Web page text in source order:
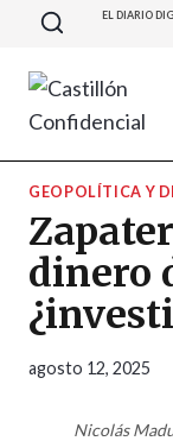
Saltar
contenido
EL DIARIO
GEOPOLÍTICA Y
dinero
agosto 12, 2025
Nicolás